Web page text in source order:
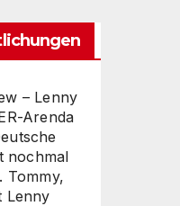
– Lenny
Arenda
nochmal
Tommy,
Lenny